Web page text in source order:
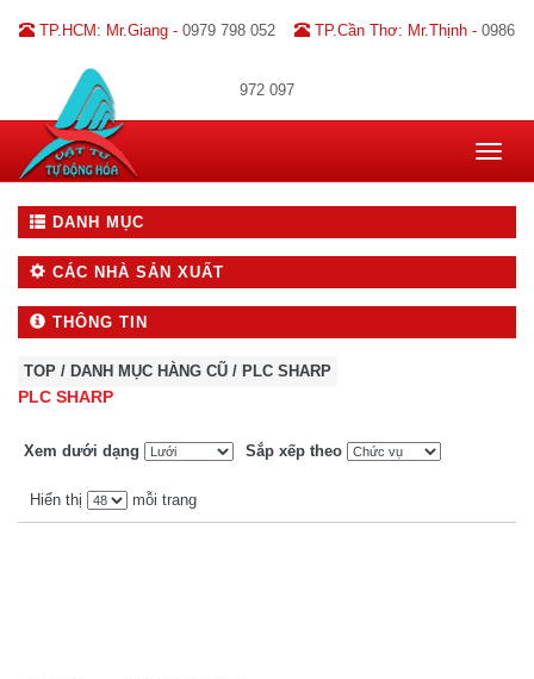
TP.HCM: Mr.Giang - 0979 798 052 TP.Cần Thơ: Mr.Thịnh - 0986
972 097
Toggle
DANH MỤC
CÁC NHÀ SẢN XUẤT
THÔNG TIN
TOP / DANH MỤC HÀNG CŨ / PLC SHARP
PLC SHARP
Xem dưới dạng Sắp xếp theo
Hiển thị mỗi trang